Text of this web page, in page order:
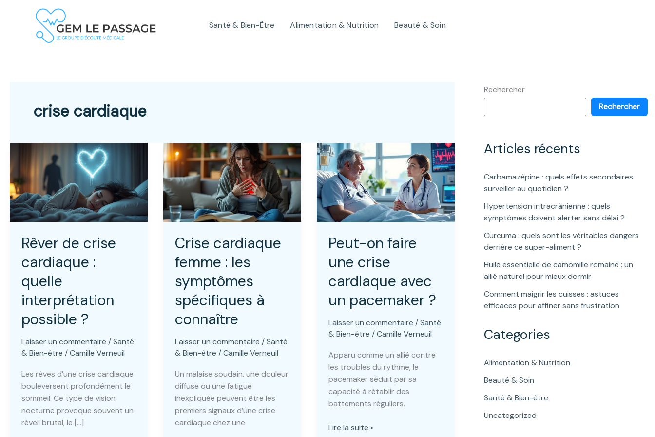
Santé & Bien-Être Alimentation & Nutrition Beauté & Soin
crise cardiaque
Rêver de crise
cardiaque :
quelle
interprétation
possible ?
Laisser un commentaire /Santé
& Bien-être /Camille Verneuil
Les rêves d’une crise cardiaque
bouleversent profondément le
sommeil. Ce type de vision
nocturne provoque souvent un
réveil brutal, le […]
Crise cardiaque
femme : les
symptômes
spécifiques à
connaître
Laisser un commentaire /Santé
& Bien-être /Camille Verneuil
Un malaise soudain, une douleur
diffuse ou une fatigue
inexpliquée peuvent être les
premiers signaux d’une crise
cardiaque chez une
Peut-on faire
une crise
cardiaque avec
un pacemaker ?
Laisser un commentaire /Santé
& Bien-être /Camille Verneuil
Apparu comme un allié contre
les troubles du rythme, le
pacemaker séduit par sa
capacité à rétablir des
battements réguliers.
Peut-
Lire la suite »
Rechercher
Rechercher
Articles récents
Carbamazépine : quels effets secondaires
surveiller au quotidien ?
Hypertension intracrânienne : quels
symptômes doivent alerter sans délai ?
Curcuma : quels sont les véritables dangers
derrière ce super-aliment ?
Huile essentielle de camomille romaine : un
allié naturel pour mieux dormir
Comment maigrir les cuisses : astuces
efficaces pour affiner sans frustration
Categories
Alimentation & Nutrition
Beauté & Soin
Santé & Bien-être
Uncategorized